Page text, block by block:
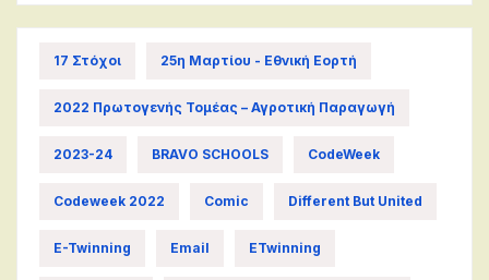
17 Στόχοι 25η Μαρτίου - Εθνική Εορτή
2022 Πρωτογενής Τομέας – Αγροτική Παραγωγή
2023-24 BRAVO SCHOOLS CodeWeek
Codeweek 2022 Comic Different But United
E-Twinning Email ETwinning